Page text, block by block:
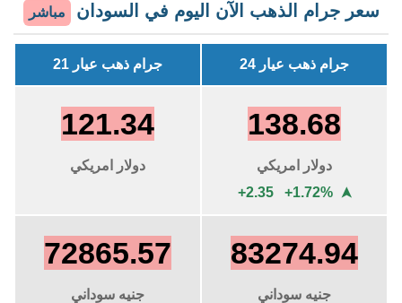
سعر جرام الذهب الآن اليوم في السودان مباشر
جرام ذهب عيار 24 جرام ذهب عيار 21
138.68
دولار امريكي
+2.35 +1.72%
➤
121.34
دولار امريكي
83274.94
جنيه سوداني
72865.57
جنيه سوداني